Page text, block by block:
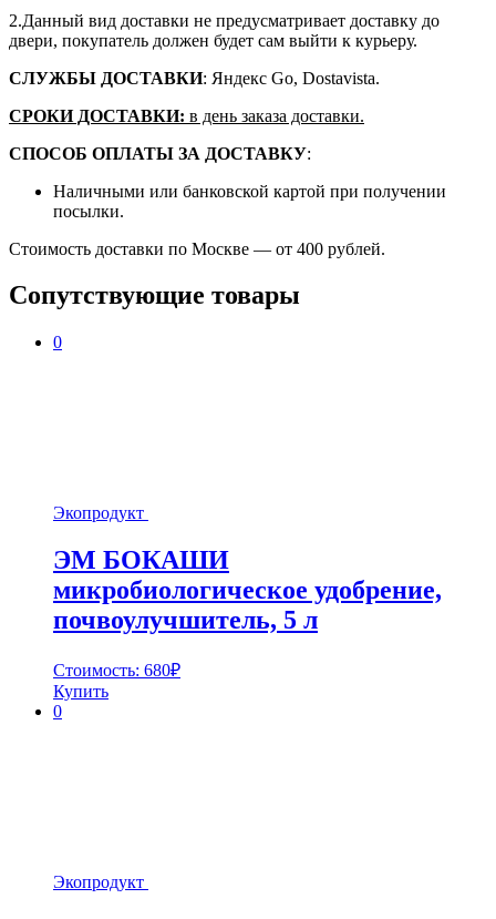
2.Данный вид доставки не предусматривает доставку до
двери, покупатель должен будет сам выйти к курьеру.
СЛУЖБЫ ДОСТАВКИ: Яндекс Go, Dostavista.
СРОКИ ДОСТАВКИ: в день заказа доставки.
СПОСОБ ОПЛАТЫ ЗА ДОСТАВКУ:
Наличными или банковской картой при получении
посылки.
Стоимость доставки по Москве — от 400 рублей.
Сопутствующие товары
0
Экопродукт
ЭМ БОКАШИ
микробиологическое удобрение,
почвоулучшитель, 5 л
Стоимость: 680₽
Купить
0
Экопродукт